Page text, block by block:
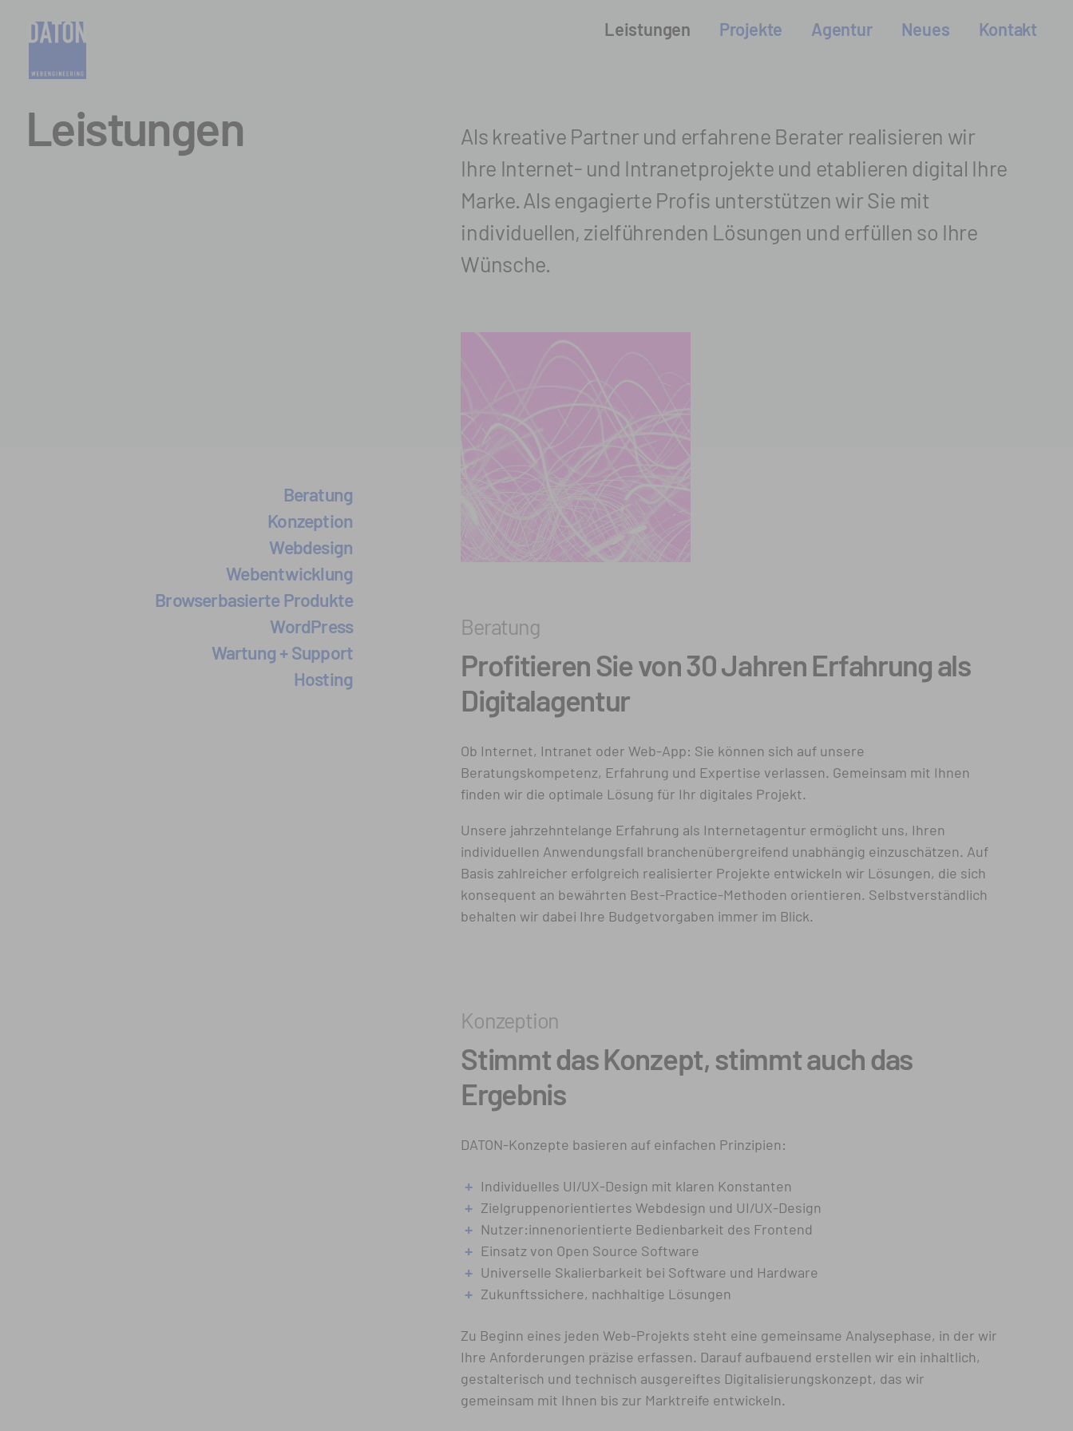
Leistungen Projekte Agentur Neues Kontakt
Leistungen
Als kreative Partner und erfahrene Berater realisieren wir
Ihre Internet- und Intranet­projekte und etablieren digital Ihre
Marke. Als engagierte Profis unter­stützen wir Sie mit
individuellen, ziel­führenden Lösungen und erfüllen so Ihre
Wünsche.
Beratung
Konzeption
Webdesign
Webentwicklung
Browserbasierte Produkte
WordPress
Wartung + Support
Hosting
Beratung
Profitieren Sie von 30 Jahren Erfahrung als
Digital­agentur
Ob Internet, Intranet oder Web-App: Sie können sich auf unsere
Beratungskompetenz, Erfahrung und Expertise verlassen. Gemeinsam mit Ihnen
finden wir die optimale Lösung für Ihr digitales Projekt.
Unsere jahrzehntelange Erfahrung als Internetagentur ermöglicht uns, Ihren
individuellen Anwendungs­fall branchen­über­greifend unabhängig einzuschätzen. Auf
Basis zahlreicher erfolgreich realisierter Projekte entwickeln wir Lösungen, die sich
konsequent an bewährten Best-Practice-Methoden orientieren. Selbstverständlich
behalten wir dabei Ihre Budget­vorgaben immer im Blick.
Konzeption
Stimmt das Konzept, stimmt auch das
Ergebnis
DATON-Konzepte basieren auf einfachen Prinzipien:
Individuelles UI/UX-Design mit klaren Konstanten
Zielgruppenorientiertes Webdesign und UI/UX-Design
Nutzer:innenorientierte Bedienbarkeit des Frontend
Einsatz von Open Source Software
Universelle Skalierbarkeit bei Software und Hardware
Zukunftssichere, nachhaltige Lösungen
Zu Beginn eines jeden Web-Projekts steht eine gemeinsame Analysephase, in der wir
Ihre Anforderungen präzise erfassen. Darauf aufbauend erstellen wir ein inhaltlich,
gestalterisch und technisch ausgereiftes Digitalisierungskonzept, das wir
gemeinsam mit Ihnen bis zur Marktreife entwickeln.